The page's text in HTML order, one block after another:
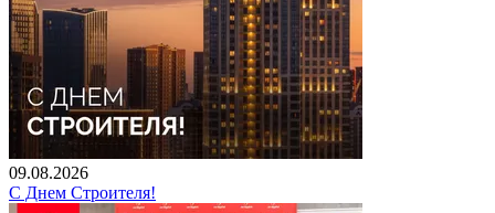
09.08.2026
С Днем Строителя!